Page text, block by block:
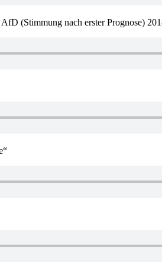
(Stimmung nach erster Prognose)